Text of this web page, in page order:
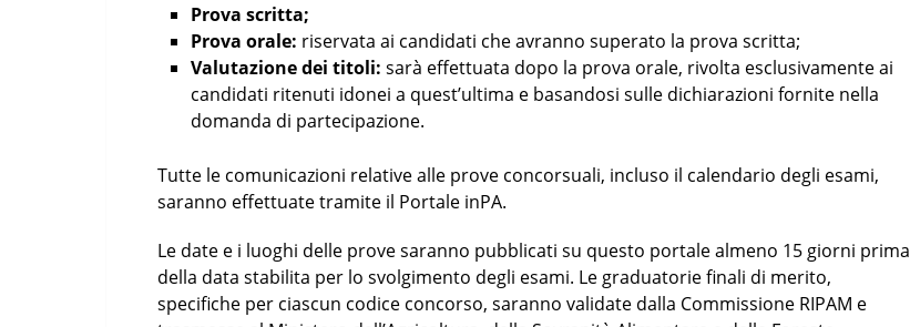
Prova scritta;
Prova orale: riservata ai candidati che avranno superato la prova scritta;
Valutazione dei titoli: sarà effettuata dopo la prova orale, rivolta esclusivamente ai
candidati ritenuti idonei a quest’ultima e basandosi sulle dichiarazioni fornite nella
domanda di partecipazione.
Tutte le comunicazioni relative alle prove concorsuali, incluso il calendario degli esami,
saranno effettuate tramite il Portale inPA.
Le date e i luoghi delle prove saranno pubblicati su questo portale almeno 15 giorni prima
della data stabilita per lo svolgimento degli esami. Le graduatorie finali di merito,
specifiche per ciascun codice concorso, saranno validate dalla Commissione RIPAM e